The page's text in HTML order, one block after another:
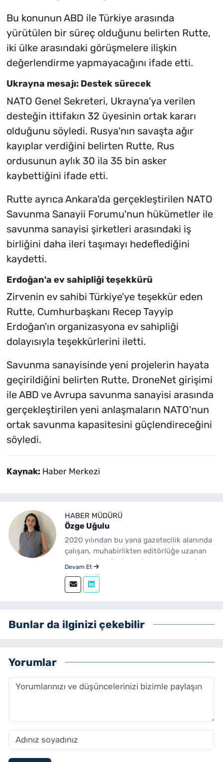
Bu konunun ABD ile Türkiye arasında
yürütülen bir süreç olduğunu belirten Rutte,
iki ülke arasındaki görüşmelere ilişkin
değerlendirme yapmayacağını ifade etti.
Ukrayna mesajı: Destek sürecek
NATO Genel Sekreteri, Ukrayna'ya verilen
desteğin ittifakın 32 üyesinin ortak kararı
olduğunu söyledi. Rusya'nın savaşta ağır
kayıplar verdiğini belirten Rutte, Rus
ordusunun aylık 30 ila 35 bin asker
kaybettiğini ifade etti.
Rutte ayrıca Ankara'da gerçekleştirilen NATO
Savunma Sanayii Forumu'nun hükümetler ile
savunma sanayisi şirketleri arasındaki iş
birliğini daha ileri taşımayı hedeflediğini
kaydetti.
Erdoğan'a ev sahipliği teşekkürü
Zirvenin ev sahibi Türkiye'ye teşekkür eden
Rutte, Cumhurbaşkanı Recep Tayyip
Erdoğan'ın organizasyona ev sahipliği
dolayısıyla teşekkürlerini iletti.
Savunma sanayisinde yeni projelerin hayata
geçirildiğini belirten Rutte, DroneNet girişimi
ile ABD ve Avrupa savunma sanayisi arasında
gerçekleştirilen yeni anlaşmaların NATO'nun
ortak savunma kapasitesini güçlendireceğini
söyledi.
Kaynak: Haber Merkezi
HABER MÜDÜRÜ
Özge Uğulu
2020 yılından bu yana gazetecilik alanında
çalışan, muhabirlikten editörlüğe uzanan
kariyerinde gündem, siyaset, ekonomi,
olmak üzere birçok alanda içerik üreten bir
gazetecidir. Ege Üniversitesi İletişim
olarak çalışmalarını sürdürmektedir.
Devam Et
Bunlar da ilginizi çekebilir
Yorumlar